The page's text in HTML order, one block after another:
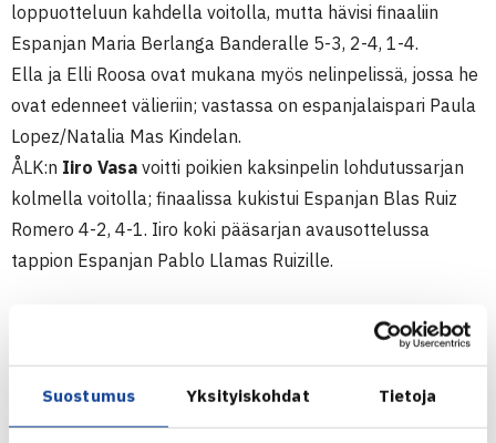
Suostumus Yksityiskohdat Tietoja
loppuotteluun kahdella voitolla, mutta hävisi finaaliin
Espanjan Maria Berlanga Banderalle 5-3, 2-4, 1-4.
Ella ja Elli Roosa ovat mukana myös nelinpelissä, jossa he
ovat edenneet välieriin; vastassa on espanjalaispari Paula
Lopez/Natalia Mas Kindelan.
ÅLK:n Iiro Vasa voitti poikien kaksinpelin lohdutussarjan
kolmella voitolla; finaalissa kukistui Espanjan Blas Ruiz
Romero 4-2, 4-1. Iiro koki pääsarjan avausottelussa
tappion Espanjan Pablo Llamas Ruizille.
1.kierrosta: Ella Haavisto – Paola Maria Moreno Bautista